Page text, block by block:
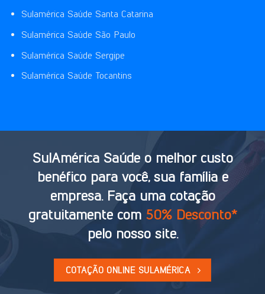
Sulamérica Saúde Santa Catarina
Sulamérica Saúde São Paulo
Sulamérica Saúde Sergipe
Sulamérica Saúde Tocantins
SulAmérica Saúde o melhor custo
benéfico para você, sua família e
empresa. Faça uma cotação
gratuitamente com 50% Desconto*
pelo nosso site.
COTAÇÃO ONLINE SULAMÉRICA